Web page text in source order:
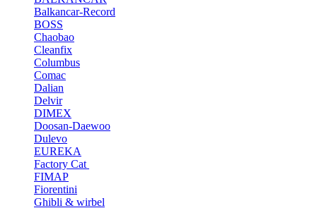
Balkancar-Record
BOSS
Chaobao
Cleanfix
Columbus
Comac
Dalian
Delvir
DIMEX
Doosan-Daewoo
Dulevo
EUREKA
Factory Cat
FIMAP
Fiorentini
Ghibli & wirbel